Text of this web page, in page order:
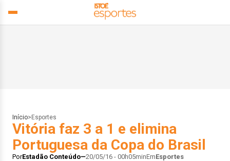
Início> Esportes
Vitória faz 3 a 1 e elimina
Portuguesa da Copa do Brasil
PorEstadão Conteúdo 20/05/16 - 00h05minEmEsportes